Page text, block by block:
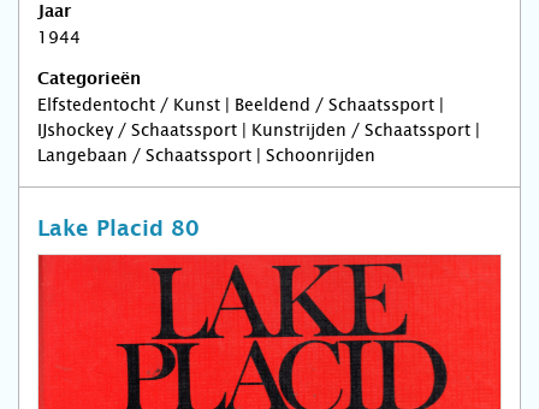
Jaar
1944
Categorieën
Elfstedentocht / Kunst | Beeldend / Schaatssport |
IJshockey / Schaatssport | Kunstrijden / Schaatssport |
Langebaan / Schaatssport | Schoonrijden
Lake Placid 80